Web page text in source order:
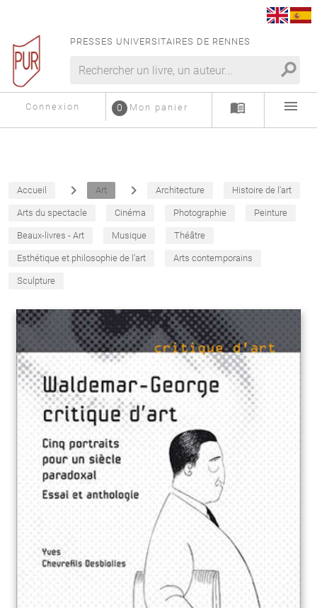
PRESSES UNIVERSITAIRES DE RENNES
search
Connexion Mon panier
0 menu_book menu
Accueil navigate_next Art navigate_next Architecture Histoire de l'art
Arts du spectacle Cinéma Photographie Peinture
Beaux-livres - Art Musique Théâtre
Esthétique et philosophie de l'art Arts contemporains
Sculpture